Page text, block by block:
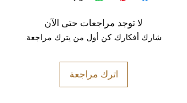
لا توجد مراجعات حتى الآن
شارك أفكارك. كن أول من يترك مراجعة.
اترك مراجعة